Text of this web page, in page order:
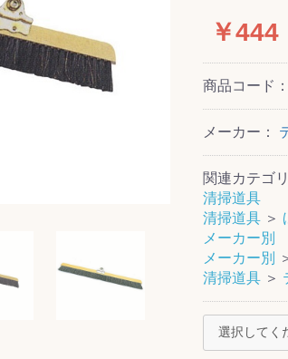
￥
商品コード：
メーカー：
関連カテゴリ
清掃道具
清掃道具 ＞
メーカー別
メーカー別
清掃道具 ＞